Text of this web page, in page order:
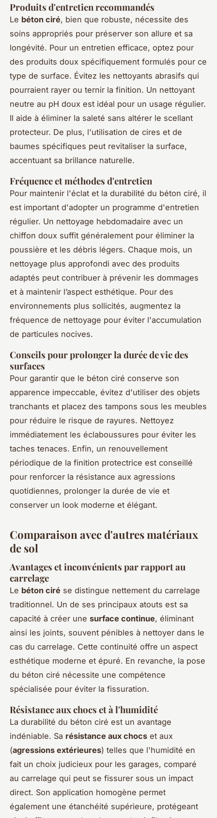
Produits d'entretien recommandés
Le béton ciré, bien que robuste, nécessite des
soins appropriés pour préserver son allure et sa
longévité. Pour un entretien efficace, optez pour
des produits doux spécifiquement formulés pour ce
type de surface. Évitez les nettoyants abrasifs qui
pourraient rayer ou ternir la finition. Un nettoyant
neutre au pH doux est idéal pour un usage régulier.
Il aide à éliminer la saleté sans altérer le scellant
protecteur. De plus, l'utilisation de cires et de
baumes spécifiques peut revitaliser la surface,
accentuant sa brillance naturelle.
Fréquence et méthodes d'entretien
Pour maintenir l'éclat et la durabilité du béton ciré, il
est important d'adopter un programme d'entretien
régulier. Un nettoyage hebdomadaire avec un
chiffon doux suffit généralement pour éliminer la
poussière et les débris légers. Chaque mois, un
nettoyage plus approfondi avec des produits
adaptés peut contribuer à prévenir les dommages
et à maintenir l’aspect esthétique. Pour des
environnements plus sollicités, augmentez la
fréquence de nettoyage pour éviter l'accumulation
de particules nocives.
Conseils pour prolonger la durée de vie des
surfaces
Pour garantir que le béton ciré conserve son
apparence impeccable, évitez d'utiliser des objets
tranchants et placez des tampons sous les meubles
pour réduire le risque de rayures. Nettoyez
immédiatement les éclaboussures pour éviter les
taches tenaces. Enfin, un renouvellement
périodique de la finition protectrice est conseillé
pour renforcer la résistance aux agressions
quotidiennes, prolonger la durée de vie et
conserver un look moderne et élégant.
Comparaison avec d'autres matériaux
de sol
Avantages et inconvénients par rapport au
carrelage
Le béton ciré se distingue nettement du carrelage
traditionnel. Un de ses principaux atouts est sa
capacité à créer une surface continue, éliminant
ainsi les joints, souvent pénibles à nettoyer dans le
cas du carrelage. Cette continuité offre un aspect
esthétique moderne et épuré. En revanche, la pose
du béton ciré nécessite une compétence
spécialisée pour éviter la fissuration.
Résistance aux chocs et à l'humidité
La durabilité du béton ciré est un avantage
indéniable. Sa résistance aux chocs et aux
(agressions extérieures) telles que l'humidité en
fait un choix judicieux pour les garages, comparé
au carrelage qui peut se fissurer sous un impact
direct. Son application homogène permet
également une étanchéité supérieure, protégeant